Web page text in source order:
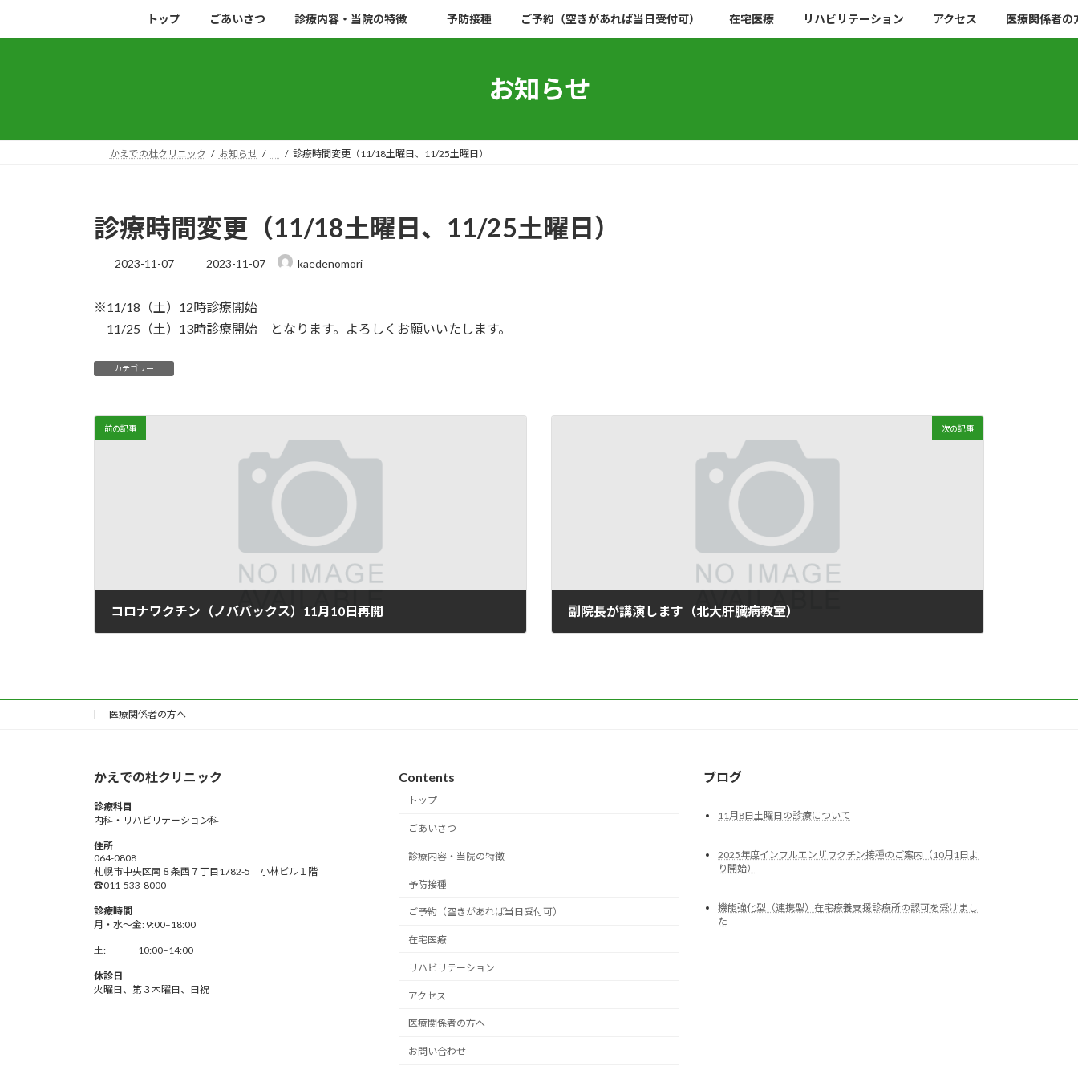
キ
に
トップ ごあいさつ 診療内容・当院の特徴 予防接種 ご予約（空きがあれば当日受付可） 在宅医療 リハビリテーション アクセス 医療関係者の
お知らせ
かえでの杜クリニック お知らせ 診療時間変更（11/18土曜日、11/25土曜日）
診療時間変更（11/18土曜日、11/25土曜日）
2023-11-07
最
新
日
2023-11-07 kaedenomori
※11/18（土）12時診療開始
11/25（土）13時診療開始 となります。よろしくお願いいたします。
カテゴリー
前の記事
コロナワクチン（ノババックス）11月10日再開
次の記事
副院長が講演します（北大肝臓病教室）
医療関係者の方へ
かえでの杜クリニック
診療科目
内科・リハビリテーション科
住所
064-0808
札幌市中央区南８条西７丁目1782-5 小林ビル１階
☎011-533-8000
診療時間
月・水～金: 9:00–18:00
土: 10:00–14:00
休診日
火曜日、第３木曜日、日祝
Contents
トップ
ごあいさつ
診療内容・当院の特徴
予防接種
ご予約（空きがあれば当日受付可）
在宅医療
リハビリテーション
アクセス
医療関係者の方へ
お問い合わせ
ブログ
11月8日土曜日の診療について
2025年度インフルエンザワクチン接種のご案内（10月1日よ
り開始）
機能強化型（連携型）在宅療養支援診療所の認可を受けまし
た